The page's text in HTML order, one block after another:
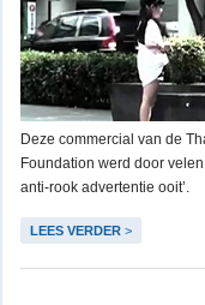
Deze commercial van de
Foundation werd door
anti-rook advertentie ooit’.
LEES VERDER >